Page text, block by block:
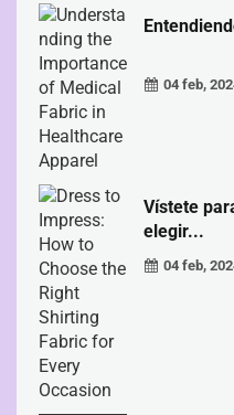
04 feb,
Vístete
elegir...
04 feb,